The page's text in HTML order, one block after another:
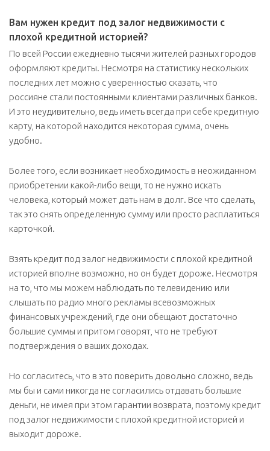
Вам нужен кредит под залог недвижимости с
плохой кредитной историей?
По всей России ежедневно тысячи жителей разных городов
оформляют кредиты. Несмотря на статистику нескольких
последних лет можно с уверенностью сказать, что
россияне стали постоянными клиентами различных банков.
И это неудивительно, ведь иметь всегда при себе кредитную
карту, на которой находится некоторая сумма, очень
удобно.
Более того, если возникает необходимость в неожиданном
приобретении какой-либо вещи, то не нужно искать
человека, который может дать нам в долг. Все что сделать,
так это снять определенную сумму или просто расплатиться
карточкой.
Взять кредит под залог недвижимости с плохой кредитной
историей вполне возможно, но он будет дороже. Несмотря
на то, что мы можем наблюдать по телевидению или
слышать по радио много рекламы всевозможных
финансовых учреждений, где они обещают достаточно
большие суммы и притом говорят, что не требуют
подтверждения о ваших доходах.
Но согласитесь, что в это поверить довольно сложно, ведь
мы бы и сами никогда не согласились отдавать большие
деньги, не имея при этом гарантии возврата, поэтому кредит
под залог недвижимости с плохой кредитной историей и
выходит дороже.